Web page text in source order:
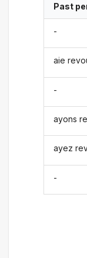
Past
-
aie
-
ayons
ayez
-